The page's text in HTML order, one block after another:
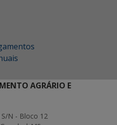
AGRÁRIO E
S/N - Bloco 12